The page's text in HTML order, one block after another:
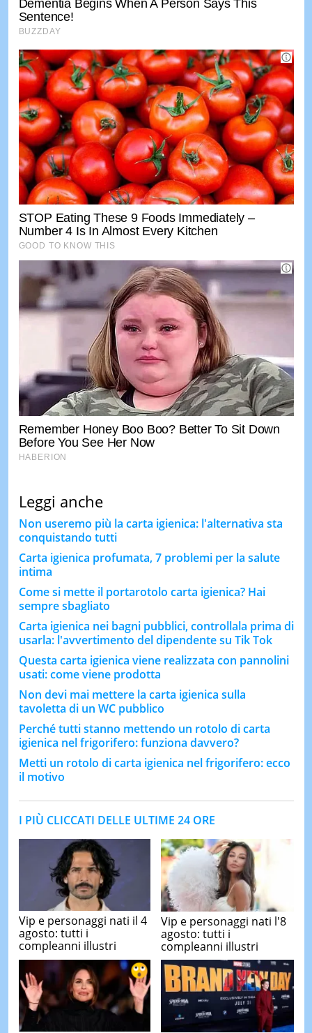
Leggi anche
Non useremo più la carta igienica: l'alternativa sta
conquistando tutti
Carta igienica profumata, 7 problemi per la salute
intima
Come si mette il portarotolo carta igienica? Hai
sempre sbagliato
Carta igienica nei bagni pubblici, controllala prima di
usarla: l'avvertimento del dipendente su Tik Tok
Questa carta igienica viene realizzata con pannolini
usati: come viene prodotta
Non devi mai mettere la carta igienica sulla
tavoletta di un WC pubblico
Perché tutti stanno mettendo un rotolo di carta
igienica nel frigorifero: funziona davvero?
Metti un rotolo di carta igienica nel frigorifero: ecco
il motivo
I PIÙ CLICCATI DELLE ULTIME 24 ORE
Vip e personaggi nati il 4
agosto: tutti i
compleanni illustri
Vip e personaggi nati l'8
agosto: tutti i
compleanni illustri